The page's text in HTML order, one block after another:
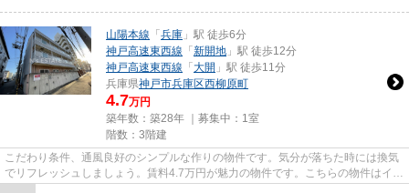
山陽本線 「 兵庫 」駅 徒歩6分
神戸高速東西線 「 新開地 」駅 徒歩12分
神戸高速東西線 「 大開 」駅 徒歩11分
兵庫県神戸市兵庫区西柳原町
4.7万円
築年数：築28年 ｜募集中： 1室
階数：3階建
こだわり条件、通風良好のシンプルな作りの物件です。気分が落ちた時には換気
でリフレッシュしましょう。賃料4.7万円が魅力の物件です。こちらの物件はイン